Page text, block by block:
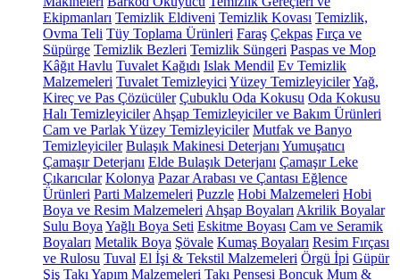
Ekipmanları Temizlik Eldiveni Temizlik Kovası Temizlik,
Ovma Teli Tüy Toplama Ürünleri Faraş Çekpas Fırça ve
Süpürge Temizlik Bezleri Temizlik Süngeri Paspas ve Mop
Kâğıt Havlu Tuvalet Kağıdı Islak Mendil Ev Temizlik
Malzemeleri Tuvalet Temizleyici Yüzey TemizleyicilerYağ,
Kireç ve Pas Çözücüler Çubuklu Oda Kokusu Oda Kokusu
Halı Temizleyiciler Ahşap Temizleyiciler ve Bakım Ürünleri
Cam ve Parlak Yüzey Temizleyiciler Mutfak ve Banyo
Temizleyiciler Bulaşık Makinesi Deterjanı Yumuşatıcı
Çamaşır Deterjanı Elde Bulaşık Deterjanı Çamaşır Leke
Çıkarıcılar Kolonya Pazar Arabası ve Çantası Eğlence
Ürünleri Parti Malzemeleri Puzzle Hobi Malzemeleri Hobi
Boya ve Resim Malzemeleri Ahşap Boyaları Akrilik Boyalar
Sulu Boya Yağlı Boya Seti Eskitme Boyası Cam ve Seramik
Boyaları Metalik Boya Şövale Kumaş Boyaları Resim Fırçası
ve Rulosu Tuval El İşi & Tekstil Malzemeleri Örgü İpi Güpür
Şiş Takı Yapım Malzemeleri Takı Pensesi Boncuk Mum &